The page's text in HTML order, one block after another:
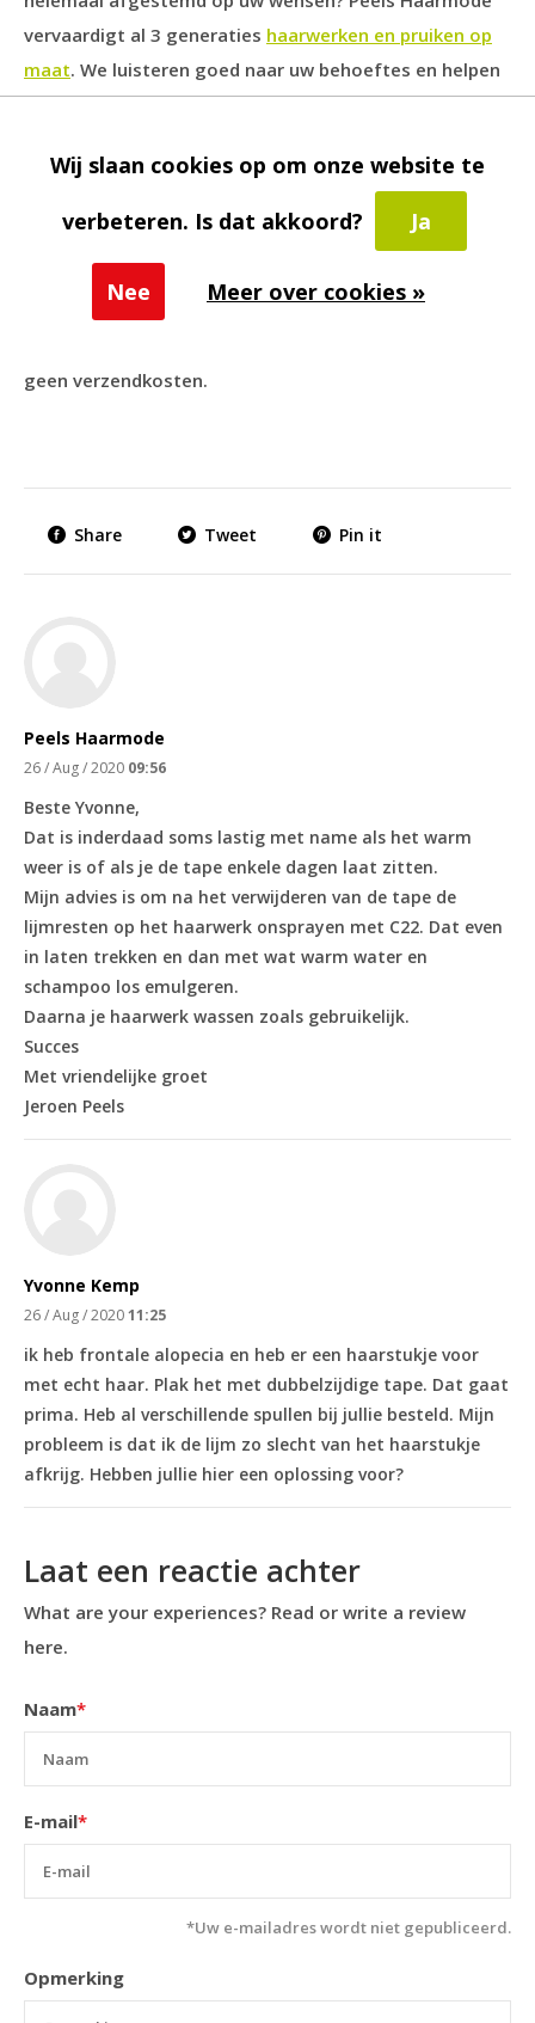
vervaardigt al 3 generaties haarwerken en pruiken op
maat. We luisteren goed naar uw behoeftes en helpen
u discreet in onze haarsalon in Eindhoven. Op onze
haarstukjes, zoals hoe eenhaarwerk kunt bevestigen
collectie van
voor haarwerken en pruiken. We leveren in Nederland
geen verzendkosten.
Share Tweet Pin it
Peels Haarmode
26 / Aug / 2020 09:56
Beste Yvonne,
Dat is inderdaad soms lastig met name als het warm
weer is of als je de tape enkele dagen laat zitten.
Mijn advies is om na het verwijderen van de tape de
lijmresten op het haarwerk onsprayen met C22. Dat even
in laten trekken en dan met wat warm water en
schampoo los emulgeren.
Daarna je haarwerk wassen zoals gebruikelijk.
Succes
Met vriendelijke groet
Jeroen Peels
Yvonne Kemp
26 / Aug / 202011:25
ik heb frontale alopecia en heb er een haarstukje voor
met echt haar. Plak het met dubbelzijdige tape. Dat gaat
prima. Heb al verschillende spullen bij jullie besteld. Mijn
probleem is dat ik de lijm zo slecht van het haarstukje
afkrijg. Hebben jullie hier een oplossing voor?
Laat een reactie achter
What are your experiences? Read or write a review
here.
Naam*
E-mail*
*Uw e-mailadres wordt niet gepubliceerd.
Opmerking
Wij slaan cookies op om onze website te
verbeteren. Is dat akkoord?
Ja
Nee Meer over cookies »